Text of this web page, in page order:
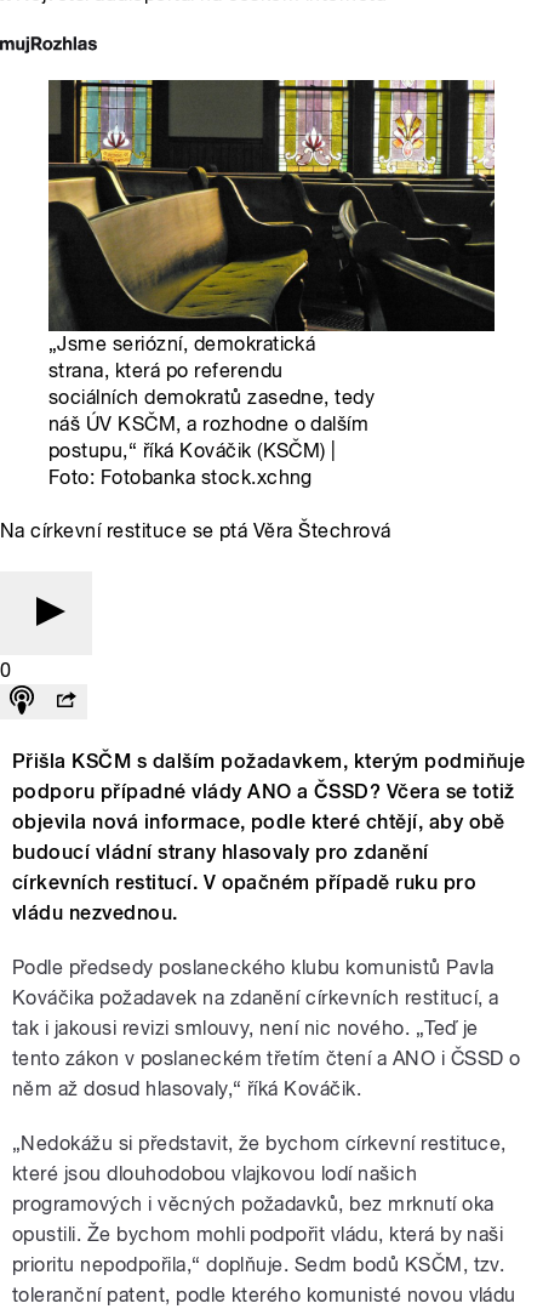
„Jsme seriózní, demokratická
strana, která po referendu
sociálních demokratů zasedne, tedy
náš ÚV KSČM, a rozhodne o dalším
postupu,“ říká Kováčik (KSČM) |
Foto: Fotobanka stock.xchng
Na církevní restituce se ptá Věra Štechrová
0
Přišla KSČM s dalším požadavkem, kterým podmiňuje
podporu případné vlády ANO a ČSSD? Včera se totiž
objevila nová informace, podle které chtějí, aby obě
budoucí vládní strany hlasovaly pro zdanění
církevních restitucí. V opačném případě ruku pro
vládu nezvednou.
Podle předsedy poslaneckého klubu komunistů Pavla
Kováčika požadavek na zdanění církevních restitucí, a
tak i jakousi revizi smlouvy, není nic nového. „Teď je
tento zákon v poslaneckém třetím čtení a ANO i ČSSD o
něm až dosud hlasovaly,“ říká Kováčik.
„Nedokážu si představit, že bychom církevní restituce,
které jsou dlouhodobou vlajkovou lodí našich
programových i věcných požadavků, bez mrknutí oka
opustili. Že bychom mohli podpořit vládu, která by naši
prioritu nepodpořila,“ doplňuje. Sedm bodů KSČM, tzv.
toleranční patent, podle kterého komunisté novou vládu